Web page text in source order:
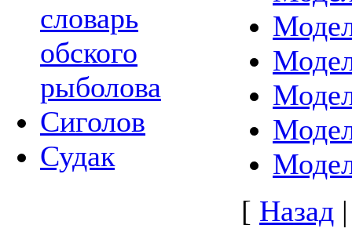
словарь
обского
рыболова
Сиголов
Судак
[ Назад